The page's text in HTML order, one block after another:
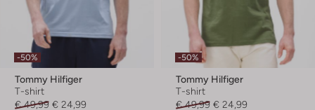
-50%
Tommy Hilfiger
T-shirt
€ 49,99 € 24,99
-50%
Tommy Hilfiger
T-shirt
€ 49,99 € 24,99